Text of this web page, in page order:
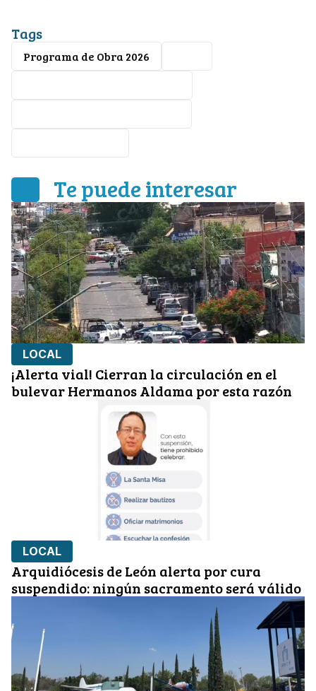
Tags
Programa de Obra 2026
Te puede interesar
LOCAL
¡Alerta vial! Cierran la circulación en el
bulevar Hermanos Aldama por esta razón
LOCAL
Arquidiócesis de León alerta por cura
suspendido: ningún sacramento será válido